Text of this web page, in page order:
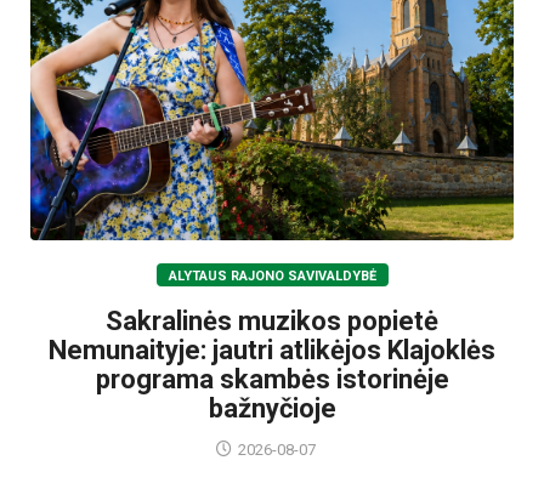
ALYTAUS RAJONO SAVIVALDYBĖ
Sakralinės muzikos popietė
Nemunaityje: jautri atlikėjos Klajoklės
programa skambės istorinėje
bažnyčioje
2026-08-07